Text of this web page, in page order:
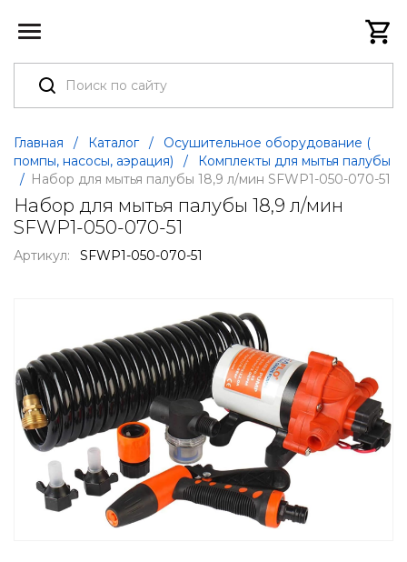
Главная / Каталог /
Осушительное оборудование (
помпы, насосы, аэрация)
/
Комплекты для мытья палубы
/ Набор для мытья палубы 18,9 л/мин SFWP1-050-070-51
Набор для мытья палубы 18,9 л/мин
SFWP1-050-070-51
Артикул: SFWP1-050-070-51